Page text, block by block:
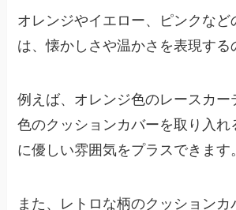
オレンジやイエロー、ピンクなど
は、懐かしさや温かさを表現する
例えば、オレンジ色のレースカー
色のクッションカバーを取り入れ
に優しい雰囲気をプラスできます
また、レトロな柄のクッションカ